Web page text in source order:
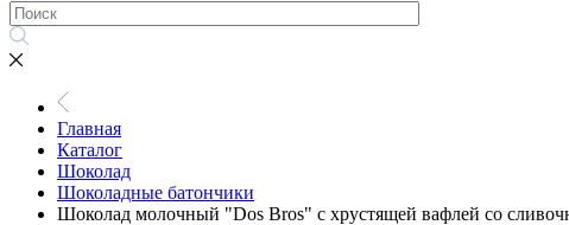
Главная
Каталог
Шоколад
Шоколадные батончики
Шоколад молочный "Dos Bros" с хрустящей вафлей со